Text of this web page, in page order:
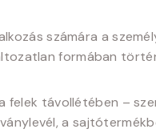
számára a
formában
felek távollétében –
a